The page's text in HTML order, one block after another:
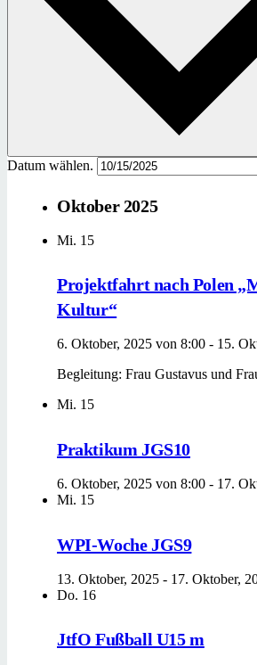
Datum wählen.
Oktober 2025
Mi. 15
Projektfahrt nach Polen
Kultur“
6. Oktober, 2025 von 8:00 - 15.
Begleitung: Frau Gustavus und
Mi. 15
Praktikum JGS10
6. Oktober, 2025 von 8:00 - 17.
Mi. 15
WPI-Woche JGS9
13. Oktober, 2025 - 17. Oktober,
Do. 16
JtfO Fußball U15 m